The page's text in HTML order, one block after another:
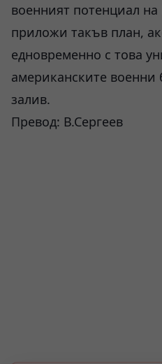
военният потенциал
приложи такъв план,
едновременно с това
американските военни
залив.
Превод: В.Сергеев